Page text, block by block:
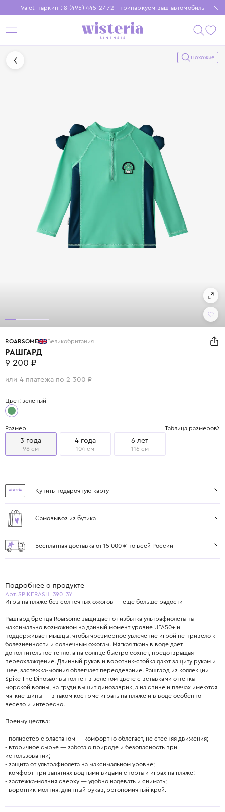
Valet-паркинг: 8 (495) 445-27-72 - припаркуем ваш автомобиль
Бесплатная доставка при заказе от 15 000 ₽
Установите приложение, чтобы покупки были еще удобнее
Похожие
ROARSOME Великобритания
РАШГАРД
9 200 ₽
или 4 платежа по 2 300 ₽
Цвет: зеленый
Размер Таблица размеров
3 года
98 см
4 года
104 см
6 лет
116 см
Купить подарочную карту
Самовывоз из бутика
Бесплатная доставка от 15 000 ₽ по всей России
Подробнее о продукте
Арт. SPIKERASH_390_3Y
Игры на пляже без солнечных ожогов — еще больше радости
Рашгард бренда Roarsome защищает от избытка ультрафиолета на
максимально возможном на данный момент уровне UFA50+ и
поддерживает мышцы, чтобы чрезмерное увлечение игрой не привело к
болезненности и солнечным ожогам. Мягкая ткань в воде дает
дополнительное тепло, а на солнце быстро сохнет, предотвращая
переохлаждение. Длинный рукав и воротник-стойка дают защиту рукам и
шее, застежка-молния облегчает переодевание. Рашгард из коллекции
Spike The Dinosaur выполнен в зеленом цвете с вставками оттенка
морской волны, на груди вышит динозаврик, а на спине и плечах имеются
мягкие шипы — в таком костюме играть на пляже и в воде особенно
весело и интересно.
Преимущества:
- полиэстер с эластаном — комфортно облегает, не стесняя движения;
- вторичное сырье — забота о природе и безопасность при
использовании;
- защита от ультрафиолета на максимальном уровне;
- комфорт при занятиях водными видами спорта и играх на пляже;
- застежка-молния сверху — удобно надевать и снимать;
- воротник-молния, длинный рукав, эргономичный крой.